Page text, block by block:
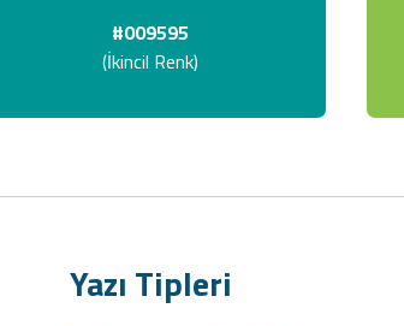
#009595
(İkincil Renk)
Yazı Tipleri